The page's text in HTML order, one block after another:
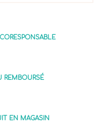
REMBOURSÉ
EN MAGASIN